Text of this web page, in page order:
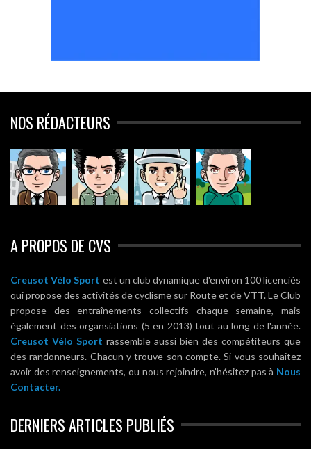
NOS RÉDACTEURS
A PROPOS DE CVS
Creusot Vélo Sport est un club dynamique d'environ 100 licenciés
qui propose des activités de cyclisme sur Route et de VTT. Le Club
propose des entraînements collectifs chaque semaine, mais
également des organsiations (5 en 2013) tout au long de l'année.
Creusot Vélo Sport rassemble aussi bien des compétiteurs que
des randonneurs. Chacun y trouve son compte. Si vous souhaitez
avoir des renseignements, ou nous rejoindre, n'hésitez pas à Nous
Contacter.
DERNIERS ARTICLES PUBLIÉS